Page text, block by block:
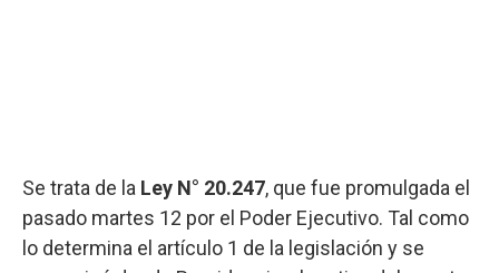
Se trata de la Ley N° 20.247, que fue promulgada el
pasado martes 12 por el Poder Ejecutivo. Tal como
lo determina el artículo 1 de la legislación y se